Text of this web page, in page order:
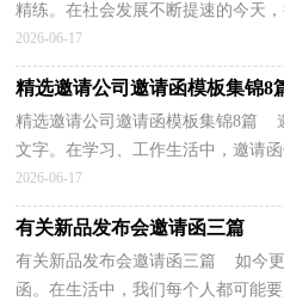
精练。在社会发展不断提速的今天
邀请函需要注意哪些问题呢？以下是
2026-06-17
精选邀请公司邀请函模板集锦8
精选邀请公司邀请函模板集锦8篇
文字。在学习、工作生活中，邀请
考邀请函是怎么写的吧，以下是小编
2026-06-17
有关新品发布会邀请函三篇
有关新品发布会邀请函三篇 如今
函。在生活中，我们每个人都可能